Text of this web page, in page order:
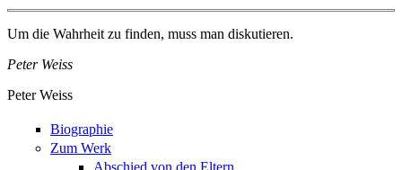
Um die Wahrheit zu finden, muss man diskutieren.
Peter Weiss
Peter Weiss
Biographie
Zum Werk
Abschied von den Eltern